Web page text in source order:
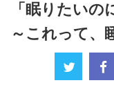
「眠りたい
～これって、